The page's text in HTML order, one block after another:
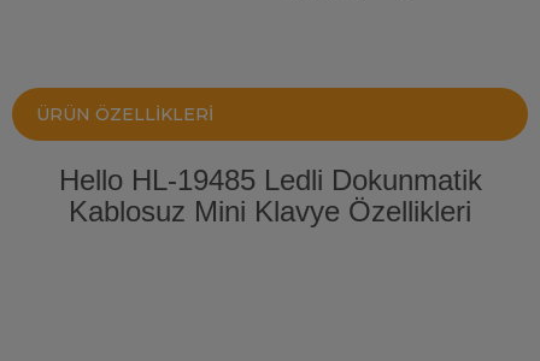
ÜRÜN ÖZELLIKLERI
Hello HL-19485 Ledli Dokunmatik
Kablosuz Mini Klavye Özellikleri